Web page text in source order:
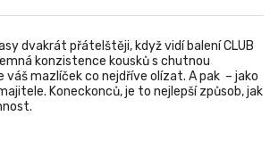
dvakrát přátelštěji, když vidí balení CLUB
konzistence kousků s chutnou
mazlíček co nejdříve olízat. A pak ­ – jako
Koneckonců, je to nejlepší způsob, jak